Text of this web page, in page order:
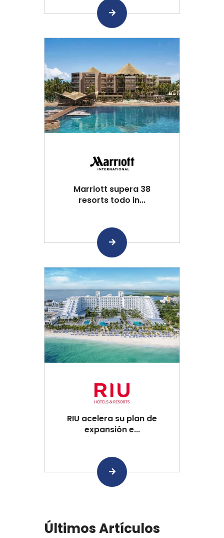
Marriott supera 38
resorts todo in...
RIU acelera su plan de
expansión e...
Últimos Artículos